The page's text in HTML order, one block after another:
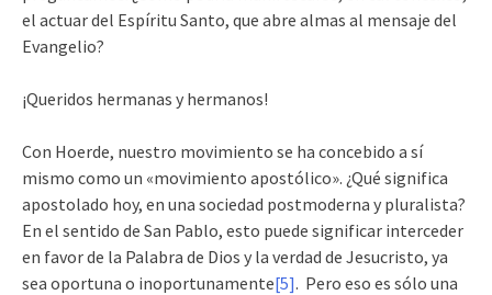
el actuar del Espíritu Santo, que abre almas al mensaje del
Evangelio?
¡Queridos hermanas y hermanos!
Con Hoerde, nuestro movimiento se ha concebido a sí
mismo como un «movimiento apostólico». ¿Qué significa
apostolado hoy, en una sociedad postmoderna y pluralista?
En el sentido de San Pablo, esto puede significar interceder
en favor de la Palabra de Dios y la verdad de Jesucristo, ya
sea oportuna o inoportunamente[5]. Pero eso es sólo una